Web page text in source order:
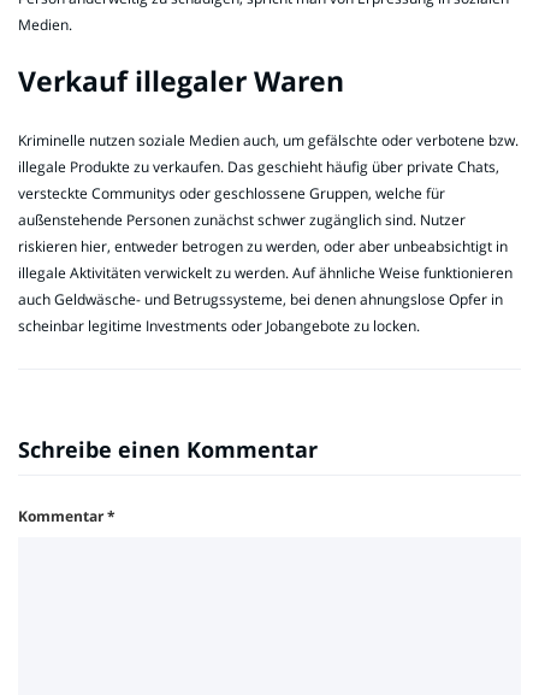
Medien.
Verkauf illegaler Waren
Kriminelle nutzen soziale Medien auch, um gefälschte oder verbotene bzw.
illegale Produkte zu verkaufen. Das geschieht häufig über private Chats,
versteckte Communitys oder geschlossene Gruppen, welche für
außenstehende Personen zunächst schwer zugänglich sind. Nutzer
riskieren hier, entweder betrogen zu werden, oder aber unbeabsichtigt in
illegale Aktivitäten verwickelt zu werden. Auf ähnliche Weise funktionieren
auch Geldwäsche- und Betrugssysteme, bei denen ahnungslose Opfer in
scheinbar legitime Investments oder Jobangebote zu locken.
Schreibe einen Kommentar
Kommentar*